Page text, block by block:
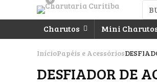
Charutos Mini
InícioPapéis e Acessórios
DESFIADOR DE